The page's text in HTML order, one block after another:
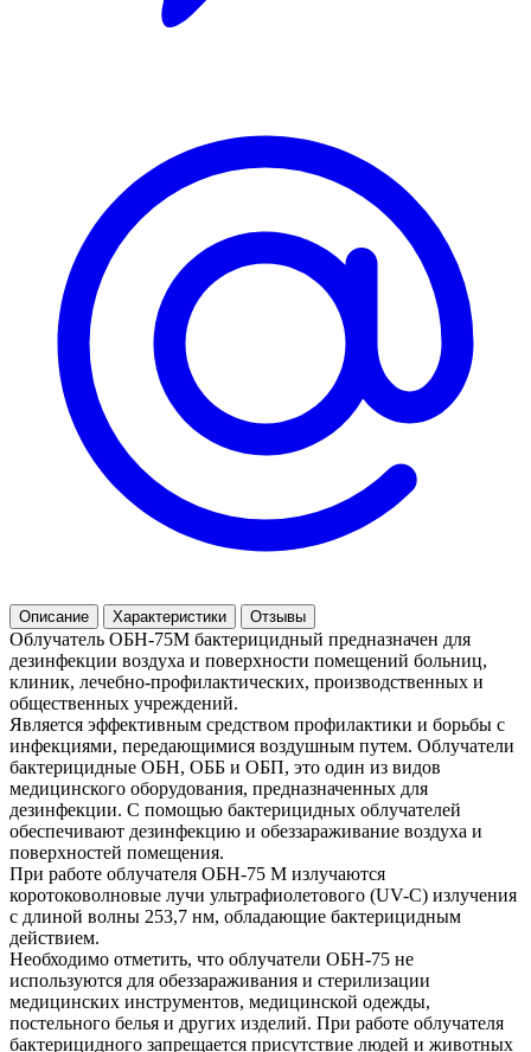
Описание Характеристики Отзывы
Облучатель ОБН-75М бактерицидный предназначен для
дезинфекции воздуха и поверхности помещений больниц,
клиник, лечебно-профилактических, производственных и
общественных учреждений.
Является эффективным средством профилактики и борьбы с
инфекциями, передающимися воздушным путем. Облучатели
бактерицидные ОБН, ОББ и ОБП, это один из видов
медицинского оборудования, предназначенных для
дезинфекции. С помощью бактерицидных облучателей
обеспечивают дезинфекцию и обеззараживание воздуха и
поверхностей помещения.
При работе облучателя ОБН-75 М излучаются
коротоковолновые лучи ультрафиолетового (UV-C) излучения
с длиной волны 253,7 нм, обладающие бактерицидным
действием.
Необходимо отметить, что облучатели ОБН-75 не
используются для обеззараживания и стерилизации
медицинских инструментов, медицинской одежды,
постельного белья и других изделий. При работе облучателя
бактерицидного запрещается присутствие людей и животных